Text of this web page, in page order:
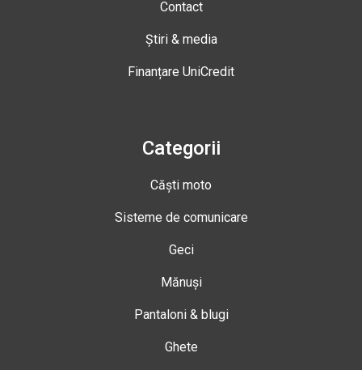
Contact
Știri & media
Finanțare UniCredit
Categorii
Căști moto
Sisteme de comunicare
Geci
Mănuși
Pantaloni & blugi
Ghete